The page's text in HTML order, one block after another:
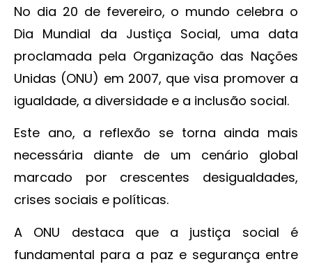
No dia 20 de fevereiro, o mundo celebra o
Dia Mundial da Justiça Social, uma data
proclamada pela Organização das Nações
Unidas (ONU) em 2007, que visa promover a
igualdade, a diversidade e a inclusão social.
Este ano, a reflexão se torna ainda mais
necessária diante de um cenário global
marcado por crescentes desigualdades,
crises sociais e políticas.
A ONU destaca que a justiça social é
fundamental para a paz e segurança entre